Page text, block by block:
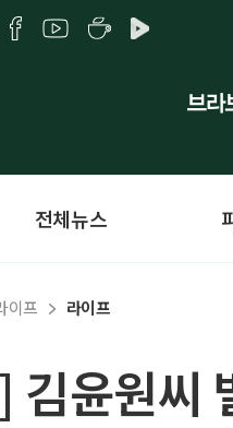
전체뉴스
이프 라이프
김윤원씨